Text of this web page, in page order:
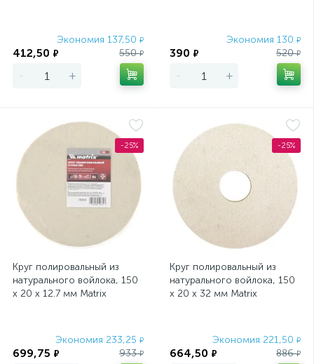
Экономия 137,50 ₽
412,50 ₽ 550₽
- +
Экономия 130 ₽
390 ₽ 520₽
- +
-25%
Круг полировальный из
натурального войлока, 150
х 20 х 12.7 мм Matrix
Экономия 233,25 ₽
699,75 ₽ 933₽
-25%
Круг полировальный из
натурального войлока, 150
х 20 х 32 мм Matrix
Экономия 221,50 ₽
664,50 ₽ 886₽